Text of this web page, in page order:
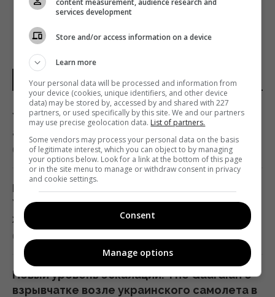
НОВОСТИ УКРАИНЫ
Ударами по Киеву Путин спасает свой
авторитет в глазах россиян, – Sky News
05:32 четверг, 06 августа 2026
Путин перестраивает боевые действия в
Украине: в WSJ рассказали, чего он
жаждет
02:28 четверг, 06 августа 2026
Новый уровень эскалации: The Guardian о
взрывчатке возле украинского самолета в
content measurement, audience research and
services development
Store and/or access information on a device
Learn more
Your personal data will be processed and information from
your device (cookies, unique identifiers, and other device
data) may be stored by, accessed by and shared with 227
partners, or used specifically by this site. We and our partners
may use precise geolocation data. List of partners.
Some vendors may process your personal data on the basis
of legitimate interest, which you can object to by managing
your options below. Look for a link at the bottom of this page
or in the site menu to manage or withdraw consent in privacy
and cookie settings.
Consent
Manage options